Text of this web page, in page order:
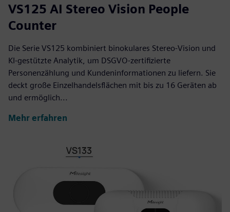
VS125 AI Stereo Vision People
Counter
Die Serie VS125 kombiniert binokulares Stereo-Vision und
KI-gestützte Analytik, um DSGVO-zertifizierte
Personenzählung und Kundeninformationen zu liefern. Sie
deckt große Einzelhandelsflächen mit bis zu 16 Geräten ab
und ermöglich...
Mehr erfahren